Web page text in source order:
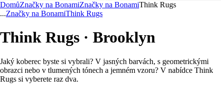
DomůZnačky na BonamiZnačky na BonamiThink Rugs
...Značky na BonamiThink Rugs
Think Rugs · Brooklyn
Jaký koberec byste si vybrali? V jasných barvách, s geometrickými
obrazci nebo v tlumených tónech a jemném vzoru? V nabídce Think
Rugs si vyberete raz dva.